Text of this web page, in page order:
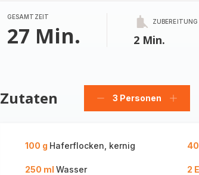
GESAMTZEIT
27 Min.
ZUBEREITUNG
2 Min.
Zutaten
Personen
3 Personen
100 g Haferflocken, kernig
250 ml Wasser 2